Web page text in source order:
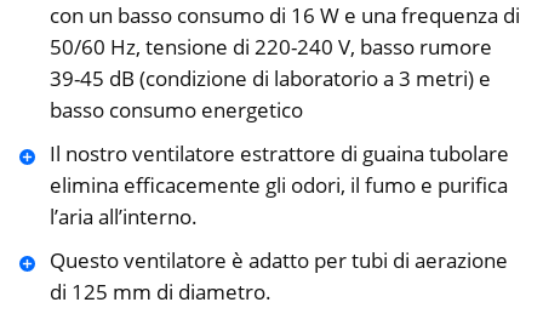
con un basso consumo di 16 W e una frequenza di
50/60 Hz, tensione di 220-240 V, basso rumore
39-45 dB (condizione di laboratorio a 3 metri) e
basso consumo energetico
Il nostro ventilatore estrattore di guaina tubolare
elimina efficacemente gli odori, il fumo e purifica
l’aria all’interno.
Questo ventilatore è adatto per tubi di aerazione
di 125 mm di diametro.